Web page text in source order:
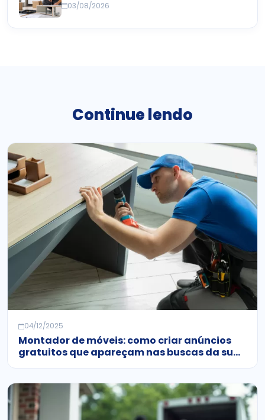
03/08/2026
Continue lendo
04/12/2025
Montador de móveis: como criar anúncios
gratuitos que apareçam nas buscas da sua